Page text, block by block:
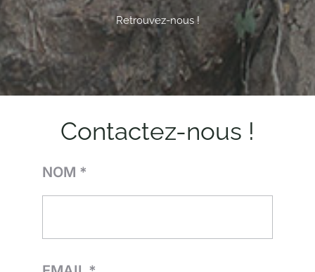
Retrouvez-nous !
Contactez-nous !
NOM *